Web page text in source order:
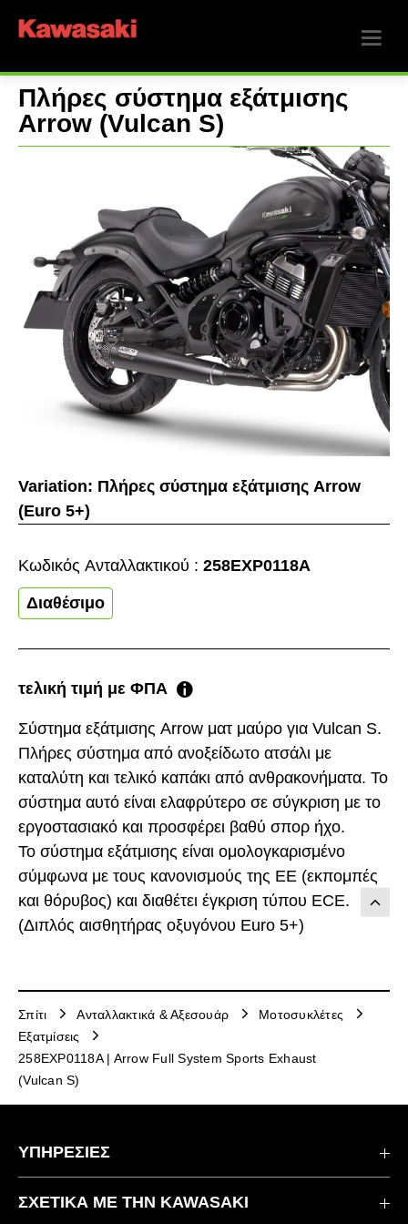
Πλήρες σύστημα εξάτμισης
Arrow (Vulcan S)
Σύστημα εξάτμισης Arrow ματ μαύρο για Vulcan S.
Πλήρες σύστημα από ανοξείδωτο ατσάλι με
καταλύτη και τελικό καπάκι από ανθρακονήματα. Το
σύστημα αυτό είναι ελαφρύτερο σε σύγκριση με το
εργοστασιακό και προσφέρει βαθύ σπορ ήχο.
Το σύστημα εξάτμισης είναι ομολογκαρισμένο
σύμφωνα με τους κανονισμούς της ΕΕ (εκπομπές
και θόρυβος) και διαθέτει έγκριση τύπου ECE.
(Διπλός αισθητήρας οξυγόνου Euro 5+)
τελική τιμή με ΦΠΑ
Variation: Πλήρες σύστημα εξάτμισης Arrow
(Euro 5+)
Κωδικός Aνταλλακτικού : 258EXP0118A
Διαθέσιμο
Σπίτι Ανταλλακτικά & Αξεσουάρ
Μοτοσυκλέτες
Εξατμίσεις
258EXP0118A | Arrow Full System Sports Exhaust
(Vulcan S)
ΥΠΗΡΕΣΙΕΣ
Επικοινωνήστε μαζί μας
ΣΧΕΤΙΚΆ ΜΕ ΤΗΝ KAWASAKI